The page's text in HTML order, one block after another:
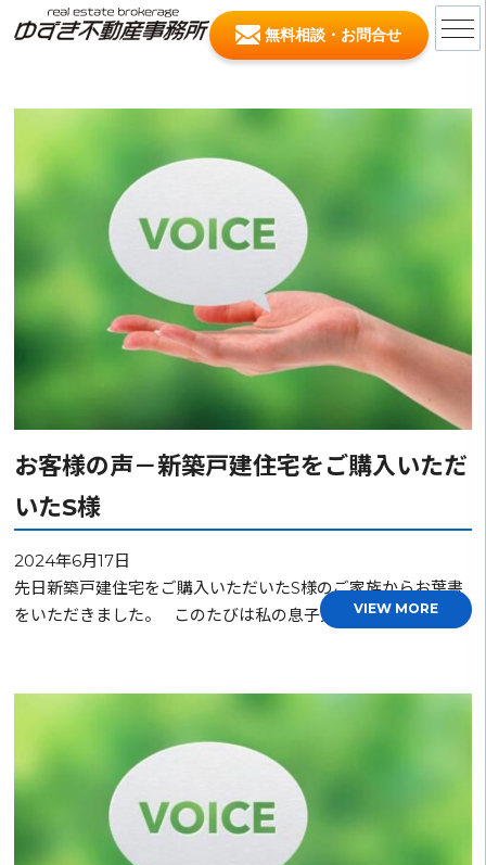
無料相談・お問合せ
お客様の声－新築戸建住宅をご購入いただ
いたS様
2024年6月17日
先日新築戸建住宅をご購入いただいたS様のご家族からお葉書
をいただきました。 このたびは私の息子夫婦の大きな…
VIEW MORE